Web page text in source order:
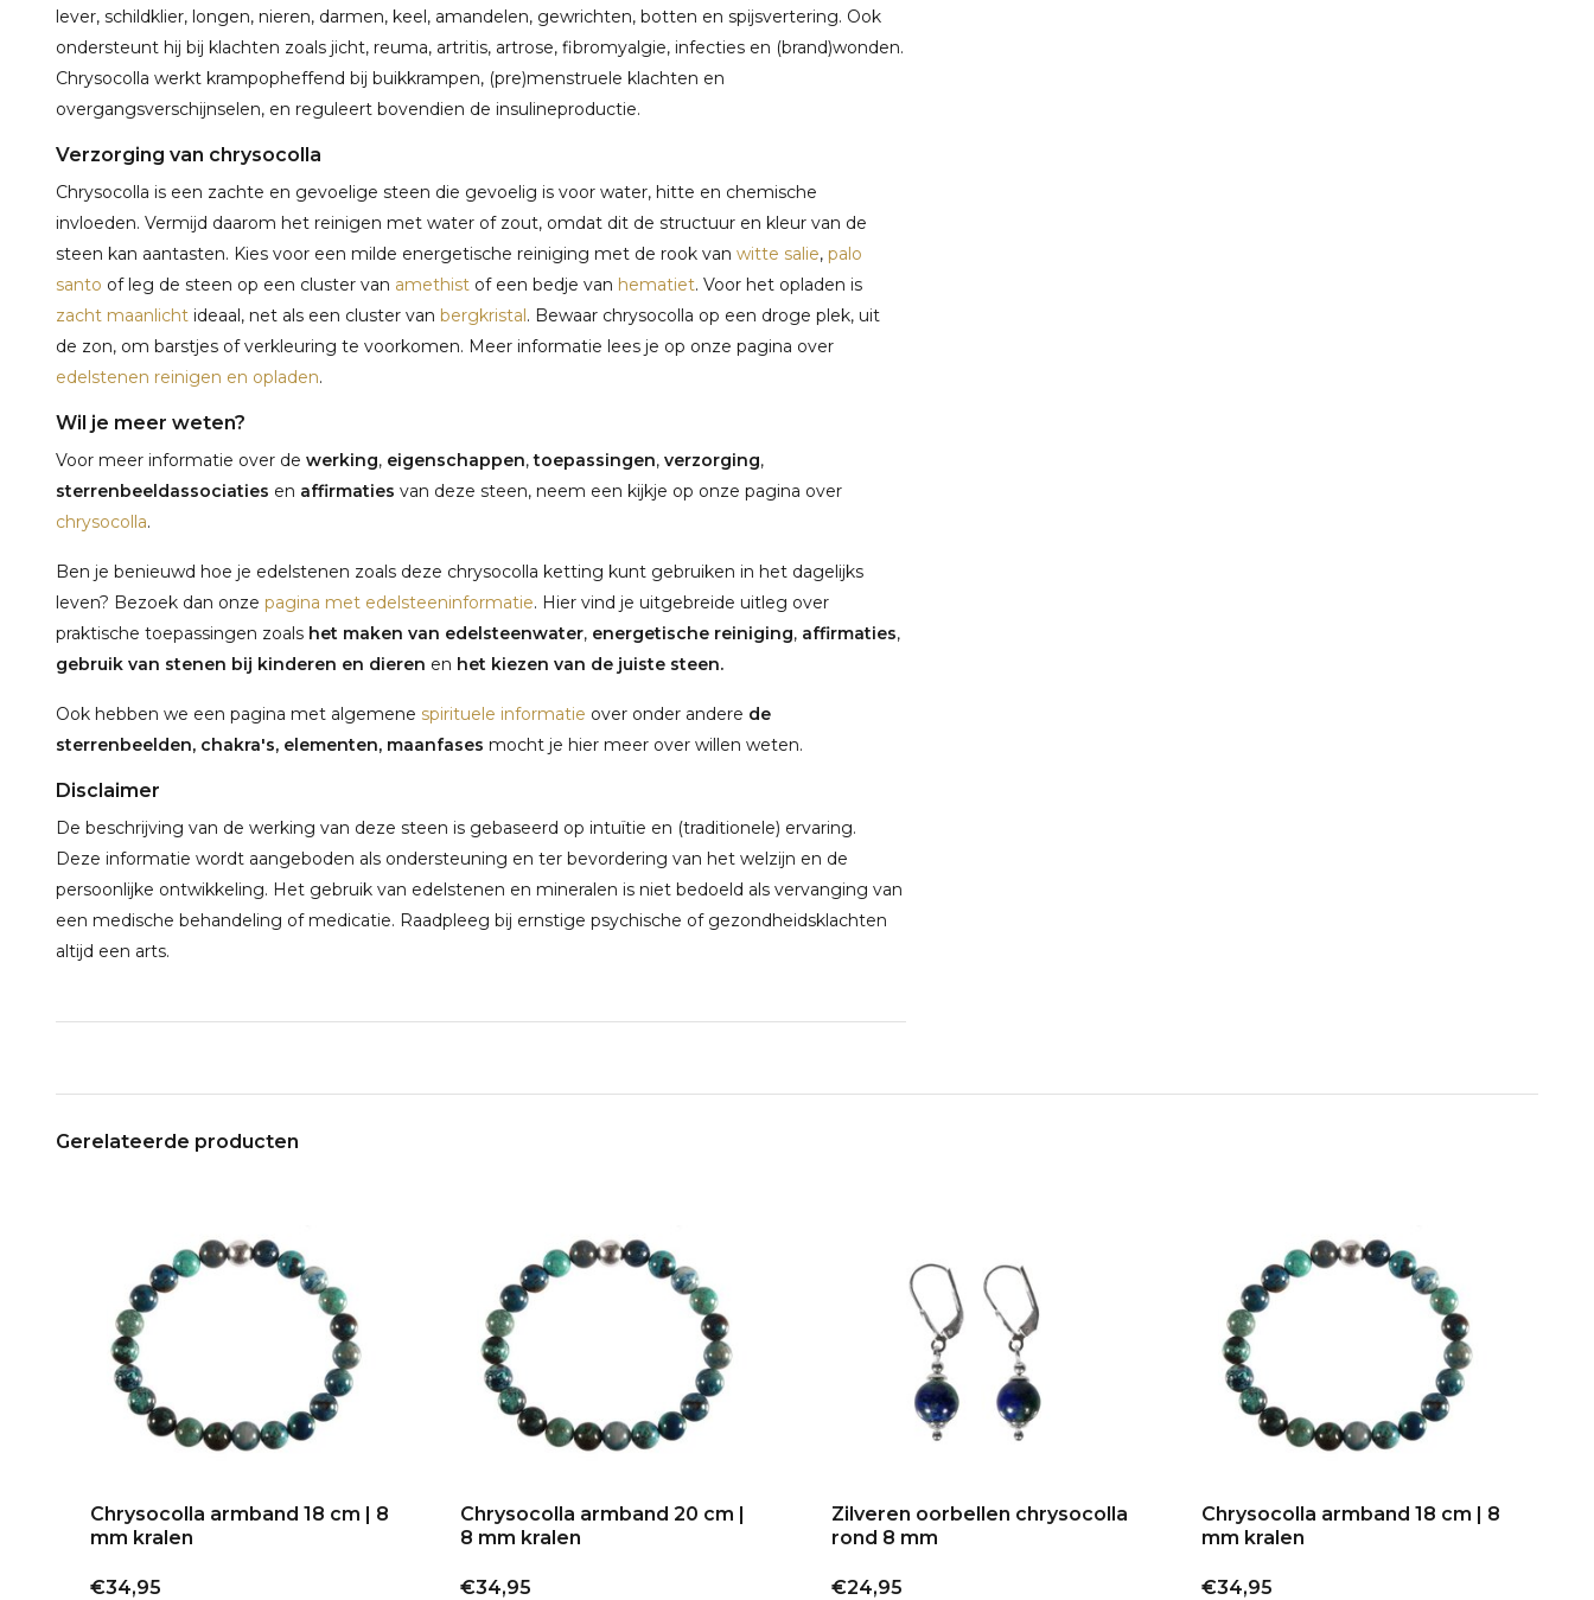
lever, schildklier, longen, nieren, darmen, keel, amandelen, gewrichten, botten en spijsvertering. Ook
ondersteunt hij bij klachten zoals jicht, reuma, artritis, artrose, fibromyalgie, infecties en (brand)wonden.
Chrysocolla werkt krampopheffend bij buikkrampen, (pre)menstruele klachten en
overgangsverschijnselen, en reguleert bovendien de insulineproductie.
Verzorging van chrysocolla
Chrysocolla is een zachte en gevoelige steen die gevoelig is voor water, hitte en chemische
invloeden. Vermijd daarom het reinigen met water of zout, omdat dit de structuur en kleur van de
steen kan aantasten. Kies voor een milde energetische reiniging met de rook van witte salie, palo
santo of leg de steen op een cluster van amethist of een bedje van hematiet. Voor het opladen is
zacht maanlicht ideaal, net als een cluster van bergkristal. Bewaar chrysocolla op een droge plek, uit
de zon, om barstjes of verkleuring te voorkomen. Meer informatie lees je op onze pagina over
edelstenen reinigen en opladen.
Wil je meer weten?
Voor meer informatie over de werking, eigenschappen,toepassingen, verzorging,
sterrenbeeldassociaties en affirmaties van deze steen, neem een kijkje op onze pagina over
chrysocolla.
Ben je benieuwd hoe je edelstenen zoals deze chrysocolla ketting kunt gebruiken in het dagelijks
leven? Bezoek dan onze pagina met edelsteeninformatie. Hier vind je uitgebreide uitleg over
praktische toepassingen zoals het maken van edelsteenwater, energetische reiniging, affirmaties,
gebruik van stenen bij kinderen en dieren en het kiezen van de juiste steen.
Ook hebben we een pagina met algemene spirituele informatie over onder andere de
sterrenbeelden, chakra's, elementen, maanfases mocht je hier meer over willen weten.
Disclaimer
De beschrijving van de werking van deze steen is gebaseerd op intuïtie en (traditionele) ervaring.
Deze informatie wordt aangeboden als ondersteuning en ter bevordering van het welzijn en de
persoonlijke ontwikkeling. Het gebruik van edelstenen en mineralen is niet bedoeld als vervanging van
een medische behandeling of medicatie. Raadpleeg bij ernstige psychische of gezondheidsklachten
altijd een arts.
Gerelateerde producten
Chrysocolla armband 18 cm | 8
mm kralen
€34,95
Chrysocolla armband 20 cm |
8 mm kralen
€34,95
Zilveren oorbellen chrysocolla
rond 8 mm
€24,95
Chrysocolla armband 18 cm | 8
mm kralen
€34,95